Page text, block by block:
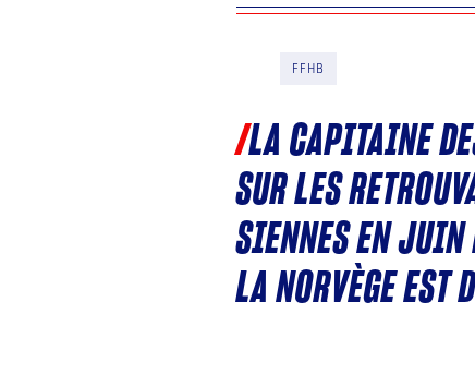
FFHB
LA CAPITAINE
SUR LES
SIENNES EN JUIN
LA NORVÈGE EST